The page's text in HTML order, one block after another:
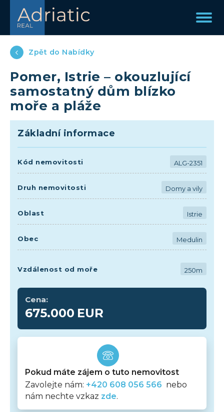
Zpět do Nabídky
Pomer, Istrie – okouzlující
samostatný dům blízko
moře a pláže
Základní informace
Kód nemovitosti ALG-2351
Druh nemovitosti Domy a vily
Oblast Istrie
Obec Medulin
Vzdálenost od moře 250m
Cena:
675.000 EUR
Pokud máte zájem o tuto nemovitost
Zavolejte nám: +420 608 056 566 nebo
nám nechte vzkaz zde.